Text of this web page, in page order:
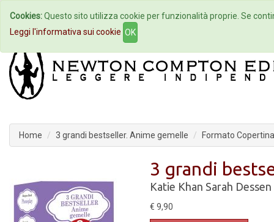
Home Autori Eventi
Home 3 grandi bestseller. Anime gemelle Formato
3 grandi
Katie Khan Sarah Dessen
€ 9,90
Cookies:Questo sito utilizza cookie per funzionalità proprie. Se
Leggi l'informativa sui cookie OK